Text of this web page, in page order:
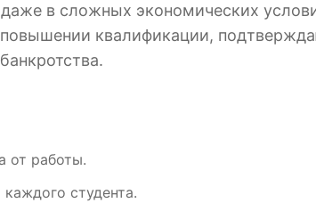
в сложных экономических
квалификации,
от работы.
студента.